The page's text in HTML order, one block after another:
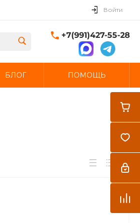
Войти
+7(991)427-55-28
БЛОГ ПОМОЩЬ